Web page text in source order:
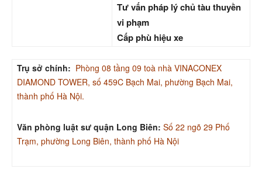
Tư vấn pháp lý chủ tàu thuyền
vi phạm
Cấp phù hiệu xe
Trụ sở chính: Phòng 08 tầng 09 toà nhà VINACONEX
DIAMOND TOWER, số 459C Bạch Mai, phường Bạch Mai,
thành phố Hà Nội.
Văn phòng luật sư quận Long Biên: Số 22 ngõ 29 Phố
Trạm, phường Long Biên, thành phố Hà Nội